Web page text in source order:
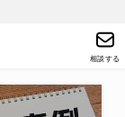
相談する